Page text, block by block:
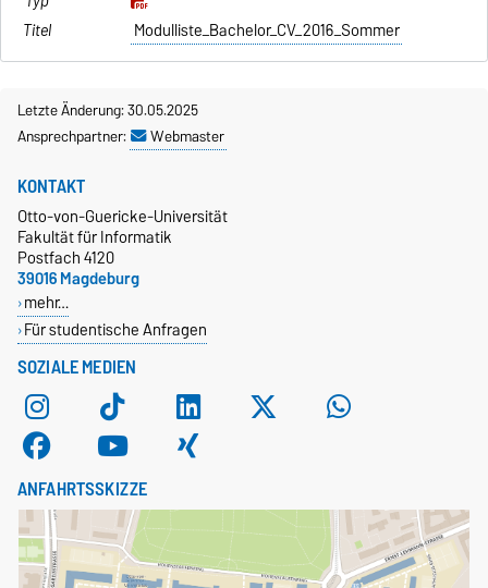
Modulliste_Bachelor_CV_2016_Sommer
Letzte Änderung: 30.05.2025
Ansprechpartner:
Webmaster
SOZIALE MEDIEN
KONTAKT
Otto-von-Guericke-Universität
Fakultät für Informatik
Postfach 4120
39016 Magdeburg
mehr…
Für studentische Anfragen
ANFAHRTSSKIZZE